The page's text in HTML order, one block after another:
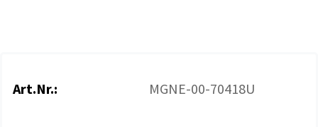
Art.Nr.: MGNE-00-70418U